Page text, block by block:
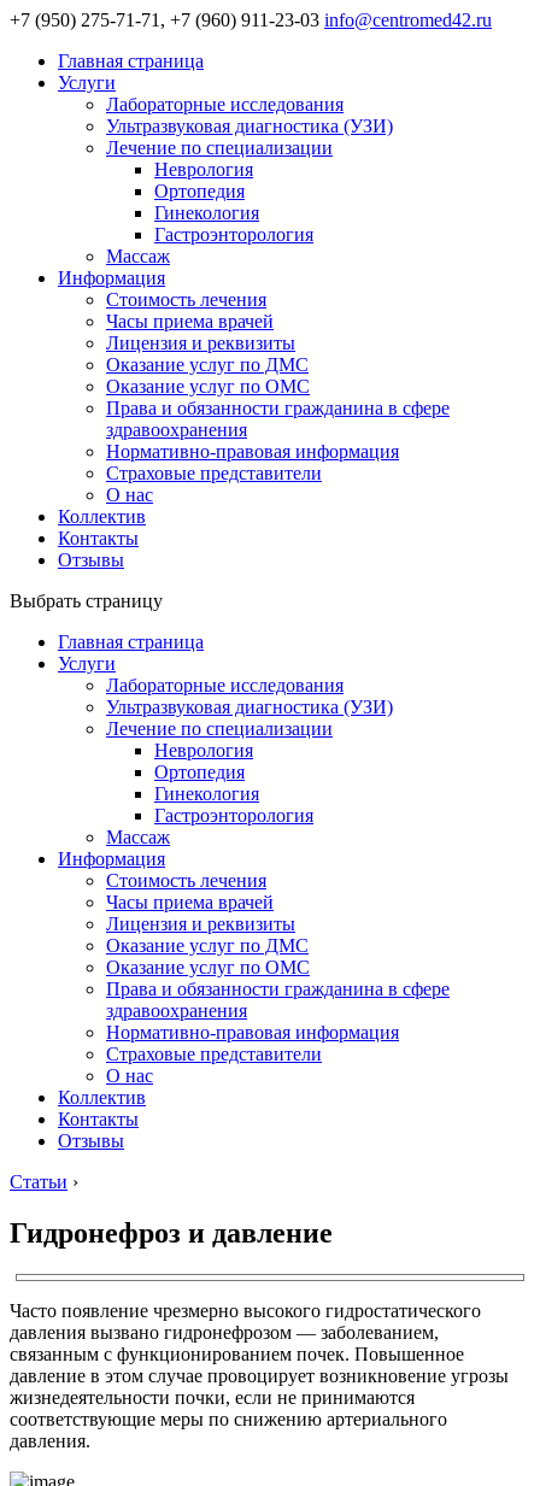
+7 (950) 275-71-71, +7 (960) 911-23-03 info@centromed42.ru
Главная страница
Услуги
Лабораторные исследования
Ультразвуковая диагностика (УЗИ)
Лечение по специализации
Неврология
Ортопедия
Гинекология
Гастроэнторология
Массаж
Информация
Стоимость лечения
Часы приема врачей
Лицензия и реквизиты
Оказание услуг по ДМС
Оказание услуг по ОМС
Права и обязанности гражданина в сфере
здравоохранения
Нормативно-правовая информация
Страховые представители
О нас
Коллектив
Контакты
Отзывы
Выбрать страницу
Главная страница
Услуги
Лабораторные исследования
Ультразвуковая диагностика (УЗИ)
Лечение по специализации
Неврология
Ортопедия
Гинекология
Гастроэнторология
Массаж
Информация
Стоимость лечения
Часы приема врачей
Лицензия и реквизиты
Оказание услуг по ДМС
Оказание услуг по ОМС
Права и обязанности гражданина в сфере
здравоохранения
Нормативно-правовая информация
Страховые представители
О нас
Коллектив
Контакты
Отзывы
Статьи ›
Гидронефроз и давление
Часто появление чрезмерно высокого гидростатического
давления вызвано гидронефрозом — заболеванием,
связанным с функционированием почек. Повышенное
давление в этом случае провоцирует возникновение угрозы
жизнедеятельности почки, если не принимаются
соответствующие меры по снижению артериального
давления.